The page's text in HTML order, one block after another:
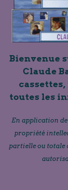
Bienvenue
Claude
cassettes,
toutes les
En application de
propriété
partielle ou totale